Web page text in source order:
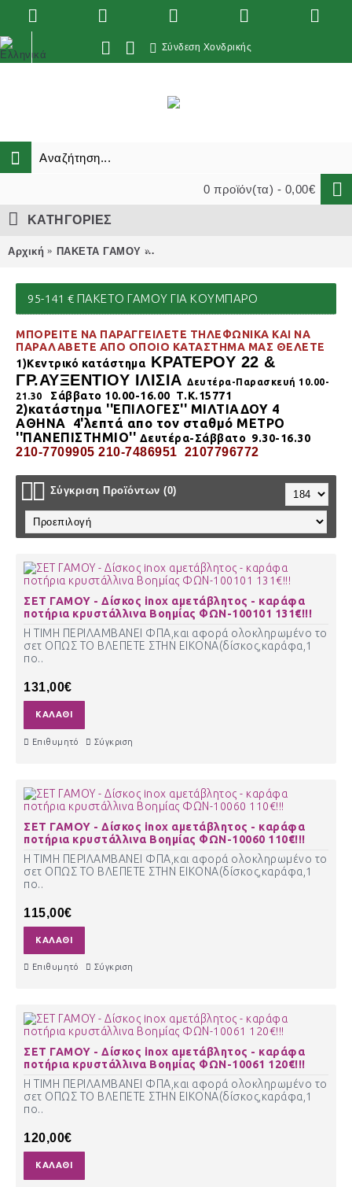
Σύνδεση Χονδρικής
0 προϊόν(τα) - 0,00€
ΚΑΤΗΓΟΡΙΕΣ
Αρχική ΠΑΚΕΤΑ ΓΑΜΟΥ 95-141 € ΠΑΚΕΤΟ γάμου για
95-141 € ΠΑΚΕΤΟ ΓΆΜΟΥ ΓΙΑ ΚΟΥΜΠΑΡΟ
ΜΠΟΡΕΙΤΕ ΝΑ ΠΑΡΑΓΓΕΙΛΕΤΕ ΤΗΛΕΦΩΝΙΚΑ ΚΑΙ ΝΑ
ΠΑΡΑΛΑΒΕΤΕ ΑΠΟ ΟΠΟΙΟ ΚΑΤΑΣΤΗΜΑ ΜΑΣ ΘΕΛΕΤΕ
1)Κεντρικό κατάστημα ΚΡΑΤΕΡΟΥ 22 &
ΓΡ.ΑΥΞΕΝΤΙΟΥ ΙΛΙΣΙΑ Δευτέρα-Παρασκευή 10.00-
21.30
Σάββατο 10.00-16.00 Τ.Κ.15771
2)κατάστημα ''ΕΠΙΛΟΓΕΣ'' ΜΙΛΤΙΑΔΟΥ 4
ΑΘΗΝΑ 4'λεπτά απο τον σταθμό ΜΕΤΡΟ
''ΠΑΝΕΠΙΣΤΗΜΙΟ'' Δευτέρα-Σάββατο 9.30-16.30
210-7709905 210-7486951 2107796772
Σύγκριση Προϊόντων (0)
ΣΕΤ ΓΑΜΟΥ - Δίσκος inox αμετάβλητος - καράφα
ποτήρια κρυστάλλινα Βοημίας ΦΩΝ-100101 131€!!!
Η ΤΙΜΗ ΠΕΡΙΛΑΜΒΑΝΕΙ ΦΠΑ,και αφορά ολοκληρωμένο το
σετ ΟΠΩΣ ΤΟ ΒΛΕΠΕΤΕ ΣΤΗΝ ΕΙΚΟΝΑ(δίσκος,καράφα,1
πο..
131,00€
ΚΑΛΆΘΙ
Επιθυμητό Σύγκριση
ΣΕΤ ΓΑΜΟΥ - Δίσκος inox αμετάβλητος - καράφα
ποτήρια κρυστάλλινα Βοημίας ΦΩΝ-10060 110€!!!
Η ΤΙΜΗ ΠΕΡΙΛΑΜΒΑΝΕΙ ΦΠΑ,και αφορά ολοκληρωμένο το
σετ ΟΠΩΣ ΤΟ ΒΛΕΠΕΤΕ ΣΤΗΝ ΕΙΚΟΝΑ(δίσκος,καράφα,1
πο..
115,00€
ΚΑΛΆΘΙ
Επιθυμητό Σύγκριση
ΣΕΤ ΓΑΜΟΥ - Δίσκος inox αμετάβλητος - καράφα
ποτήρια κρυστάλλινα Βοημίας ΦΩΝ-10061 120€!!!
Η ΤΙΜΗ ΠΕΡΙΛΑΜΒΑΝΕΙ ΦΠΑ,και αφορά ολοκληρωμένο το
σετ ΟΠΩΣ ΤΟ ΒΛΕΠΕΤΕ ΣΤΗΝ ΕΙΚΟΝΑ(δίσκος,καράφα,1
πο..
120,00€
ΚΑΛΆΘΙ